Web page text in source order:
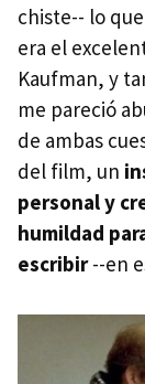
chiste-- lo
era el
Kaufman, y
me pareció
de ambas
del film, un
personal y
humildad
escribir--en